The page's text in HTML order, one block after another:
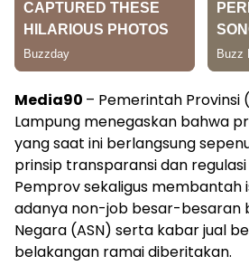
Media90 – Pemerintah Provinsi
Lampung menegaskan bahwa
yang saat ini berlangsung
prinsip transparansi dan
Pemprov sekaligus membantah
adanya non-job besar-besaran
Negara (ASN) serta kabar jual
belakangan ramai diberitakan.